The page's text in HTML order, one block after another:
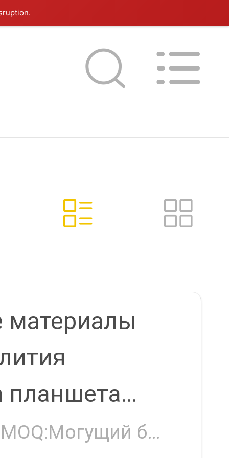
материалы
планшета
Negotiable MOQ:Могущий быть предметом переговоров